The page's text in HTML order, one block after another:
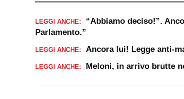
LEGGI ANCHE:
“Abbiamo deciso!”.
Parlamento.”
LEGGI ANCHE: Ancora lui! Legge anti-
LEGGI ANCHE: Meloni, in arrivo brutte